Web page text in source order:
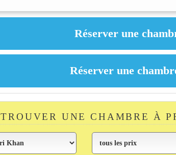
TROUVER UNE CHAMBRE À